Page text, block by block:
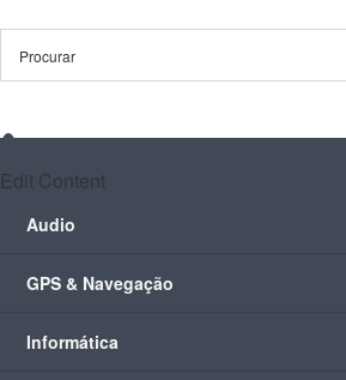
content
Edit Content
Audio
GPS & Navegação
Informática